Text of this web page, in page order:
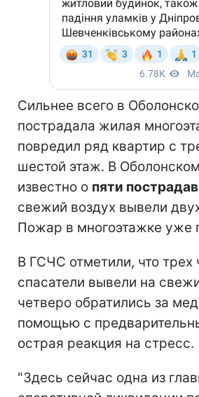
Сильнее всего в
пострадала жилая
повредил ряд квартир с
шестой этаж. В
известно о пяти
свежий воздух вывели
Пожар в многоэтажке уже
В ГСЧС отметили, что трех
спасатели вывели на
четверо обратились за
помощью с
острая реакция на стресс.
"Здесь сейчас одна из